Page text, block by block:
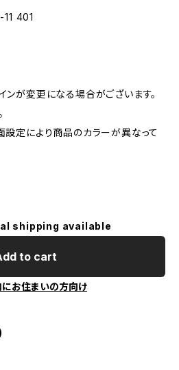
401
が変更になる場合がございます。
設定により商品のカラーが異なって
shipping available
to cart
にお住まいの方向け